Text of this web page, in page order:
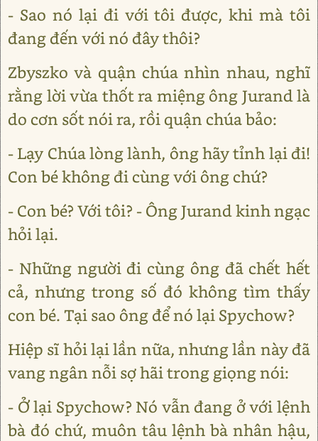
- Sao nó lại đi với tôi được, khi mà tôi
đang đến với nó đây thôi?
Zbyszko và quận chúa nhìn nhau, nghĩ
rằng lời vừa thốt ra miệng ông Jurand là
do cơn sốt nói ra, rồi quận chúa bảo:
- Lạy Chúa lòng lành, ông hãy tỉnh lại đi!
Con bé không đi cùng với ông chứ?
- Con bé? Với tôi? - Ông Jurand kinh ngạc
hỏi lại.
- Những người đi cùng ông đã chết hết
cả, nhưng trong số đó không tìm thấy
con bé. Tại sao ông để nó lại Spychow?
Hiệp sĩ hỏi lại lần nữa, nhưng lần này đã
vang ngân nỗi sợ hãi trong giọng nói:
- Ở lại Spychow? Nó vẫn đang ở với lệnh
bà đó chứ, muôn tâu lệnh bà nhân hậu,